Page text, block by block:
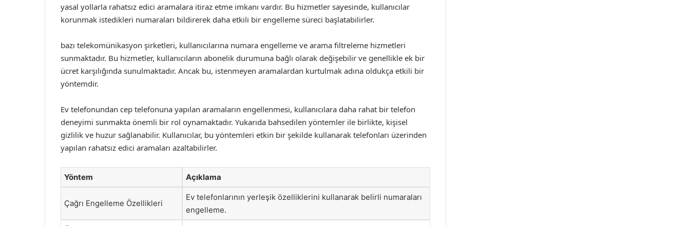
yasal yollarla rahatsız edici aramalara itiraz etme imkanı vardır. Bu hizmetler sayesinde, kullanıcılar
korunmak istedikleri numaraları bildirerek daha etkili bir engelleme süreci başlatabilirler.
bazı telekomünikasyon şirketleri, kullanıcılarına numara engelleme ve arama filtreleme hizmetleri
sunmaktadır. Bu hizmetler, kullanıcıların abonelik durumuna bağlı olarak değişebilir ve genellikle ek bir
ücret karşılığında sunulmaktadır. Ancak bu, istenmeyen aramalardan kurtulmak adına oldukça etkili bir
yöntemdir.
Ev telefonundan cep telefonuna yapılan aramaların engellenmesi, kullanıcılara daha rahat bir telefon
deneyimi sunmakta önemli bir rol oynamaktadır. Yukarıda bahsedilen yöntemler ile birlikte, kişisel
gizlilik ve huzur sağlanabilir. Kullanıcılar, bu yöntemleri etkin bir şekilde kullanarak telefonları üzerinden
yapılan rahatsız edici aramaları azaltabilirler.
Yöntem Açıklama
Çağrı Engelleme Özellikleri
Ev telefonlarının yerleşik özelliklerini kullanarak belirli numaraları
engelleme.